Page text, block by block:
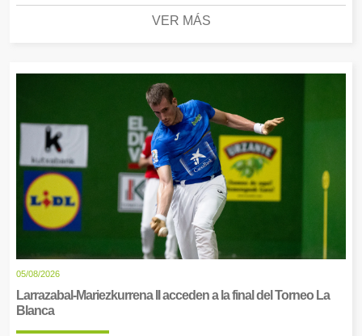
VER MÁS
05/08/2026
Larrazabal-Mariezkurrena II acceden a la final del Torneo La
Blanca